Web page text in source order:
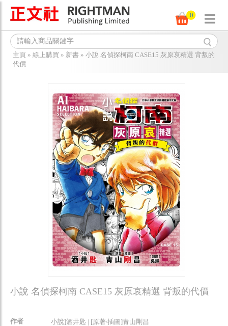
0
主頁 » 線上購買 » 新書 » 小說 名偵探柯南 CASE15 灰原哀精選 背叛的
代價
小說 名偵探柯南 CASE15 灰原哀精選 背叛的代價
作者 小說]酒井匙 | [原著‧插圖]青山剛昌